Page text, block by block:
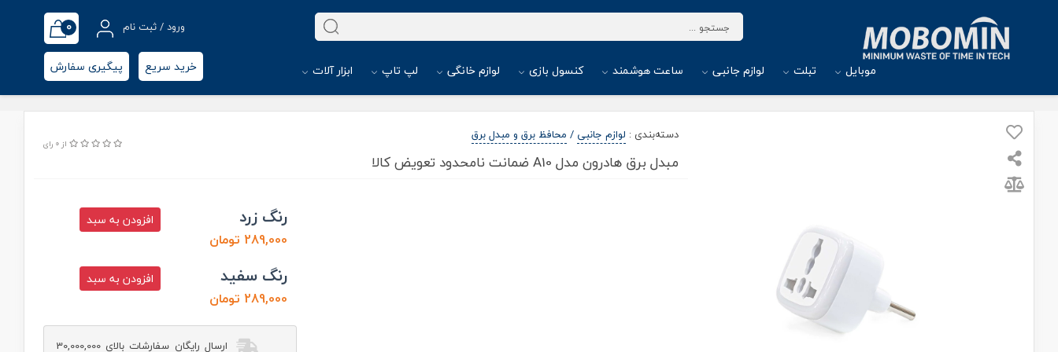
ورود / ثبت نام 0
موبایل تبلت لوازم جانبی ساعت هوشمند کنسول بازی لوازم خانگی لپ تاپ ابزار آلات خرید سریع پیگیری سفارش
دسته‌بندی : لوازم جانبی / محافظ برق و مبدل برق
مبدل برق هادرون مدل A10 ضمانت نامحدود تعویض کالا
از 0 رای
رنگ زرد
289,000 تومان
افزودن به سبد
رنگ سفید
289,000 تومان
افزودن به سبد
ارسال رایگان سفارشات بالای 30,000,000